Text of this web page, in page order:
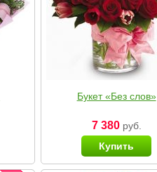
Букет «Без слов»
7 380руб.
Купить